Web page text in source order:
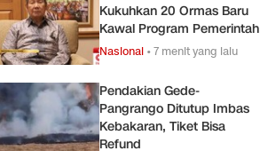
Kukuhkan 20 Ormas Baru
Kawal Program Pemerintah
Nasional •7 menit yang lalu
Pendakian Gede-
Pangrango Ditutup Imbas
Kebakaran, Tiket Bisa
Refund